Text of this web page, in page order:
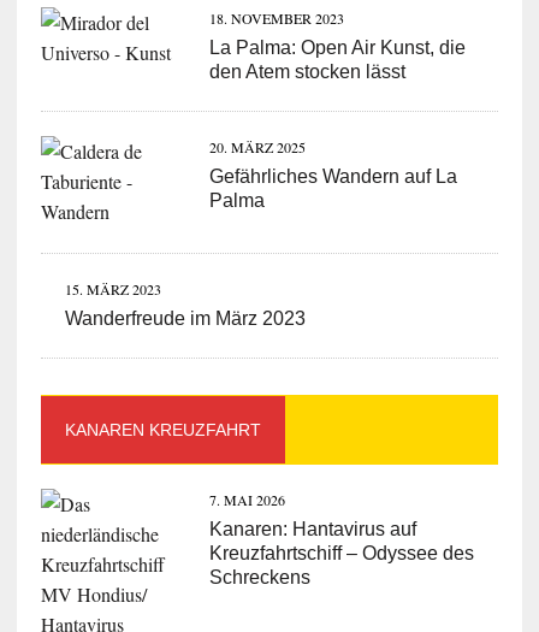
18. NOVEMBER 2023
La Palma: Open Air Kunst, die
den Atem stocken lässt
20. MÄRZ 2025
Gefährliches Wandern auf La
Palma
15. MÄRZ 2023
Wanderfreude im März 2023
KANAREN KREUZFAHRT
7. MAI 2026
Kanaren: Hantavirus auf
Kreuzfahrtschiff – Odyssee des
Schreckens